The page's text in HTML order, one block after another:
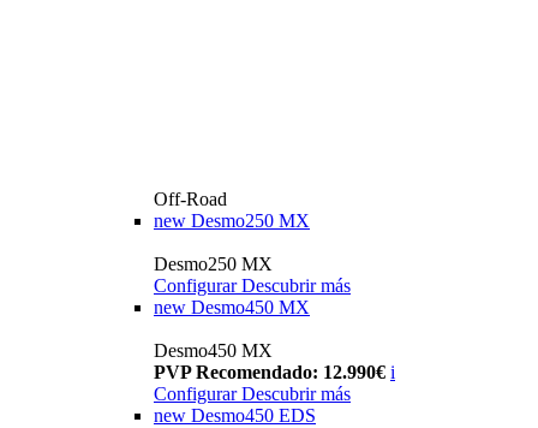
Off-Road
new Desmo250 MX
Desmo250 MX
Configurar Descubrir más
new Desmo450 MX
Desmo450 MX
PVP Recomendado: 12.990€ i
Configurar Descubrir más
new Desmo450 EDS